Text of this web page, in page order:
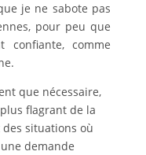
je ne sabote pas
pour peu que
confiante, comme
que nécessaire,
flagrant de la
situations où
demande